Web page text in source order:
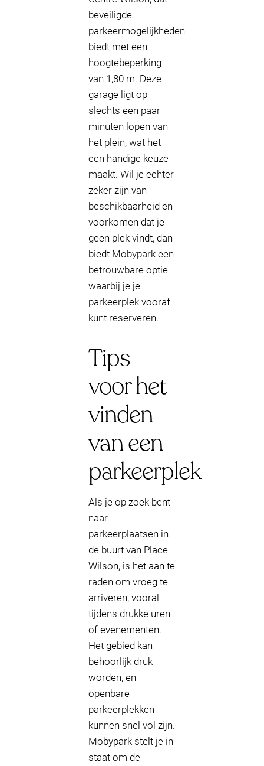
beveiligde
parkeermogelijkheden
biedt met een
hoogtebeperking
van 1,80 m. Deze
garage ligt op
slechts een paar
minuten lopen van
het plein, wat het
een handige keuze
maakt. Wil je echter
zeker zijn van
beschikbaarheid en
voorkomen dat je
geen plek vindt, dan
biedt Mobypark een
betrouwbare optie
waarbij je je
parkeerplek vooraf
kunt reserveren.
Tips
voor het
vinden
van een
parkeerplek
Als je op zoek bent
naar
parkeerplaatsen in
de buurt van Place
Wilson, is het aan te
raden om vroeg te
arriveren, vooral
tijdens drukke uren
of evenementen.
Het gebied kan
behoorlijk druk
worden, en
openbare
parkeerplekken
kunnen snel vol zijn.
Mobypark stelt je in
staat om de